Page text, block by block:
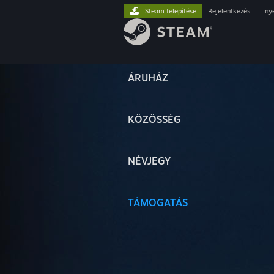
ÁRUHÁZ
KÖZÖSSÉG
NÉVJEGY
TÁMOGATÁS
Steam telepítése Bejelentkezés